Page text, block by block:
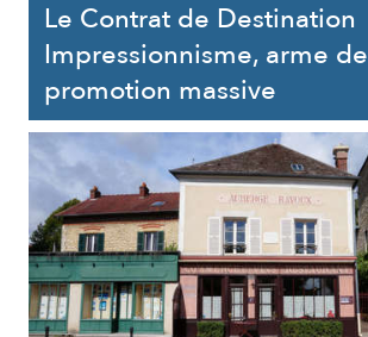
Le Contrat de Destination
Impressionnisme, arme de
promotion massive